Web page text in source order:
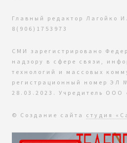
Главный редактор Лагойко
8(906)1753973
СМИ зарегистрировано
надзору в сфере связи,
технологий и массовых
регистрационный номер ЭЛ
28.03.2023. Учредитель ООО
© Создание сайта студия